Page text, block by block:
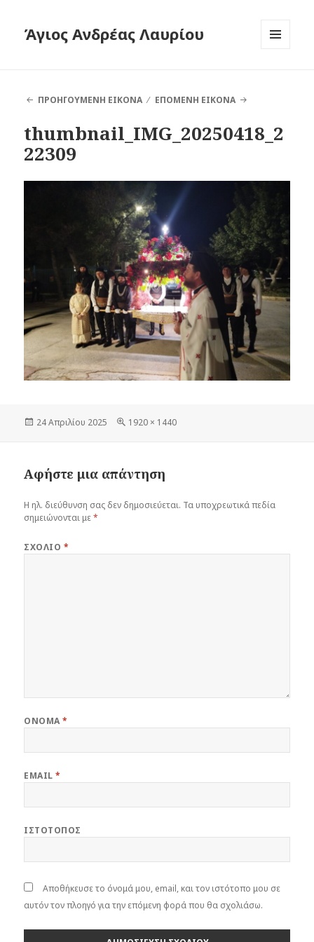
Άγιος Ανδρέας Λαυρίου
ΠΡΟΗΓΟΎΜΕΝΗ ΕΙΚΌΝΑ
ΕΠΌΜΕΝΗ ΕΙΚΌΝΑ
thumbnail_IMG_20250418_2
22309
Δημοσιεύτηκε
24 Απριλίου 2025
Πλήρη
1920 × 1440
Αφήστε μια απάντηση
Η ηλ. διεύθυνση σας δεν δημοσιεύεται. Τα υποχρεωτικά πεδία
σημειώνονται με*
ΣΧΌΛΙΟ *
ΌΝΟΜΑ*
EMAIL*
ΙΣΤΌΤΟΠΟΣ
Αποθήκευσε το όνομά μου, email, και τον ιστότοπο μου σε
αυτόν τον πλοηγό για την επόμενη φορά που θα σχολιάσω.